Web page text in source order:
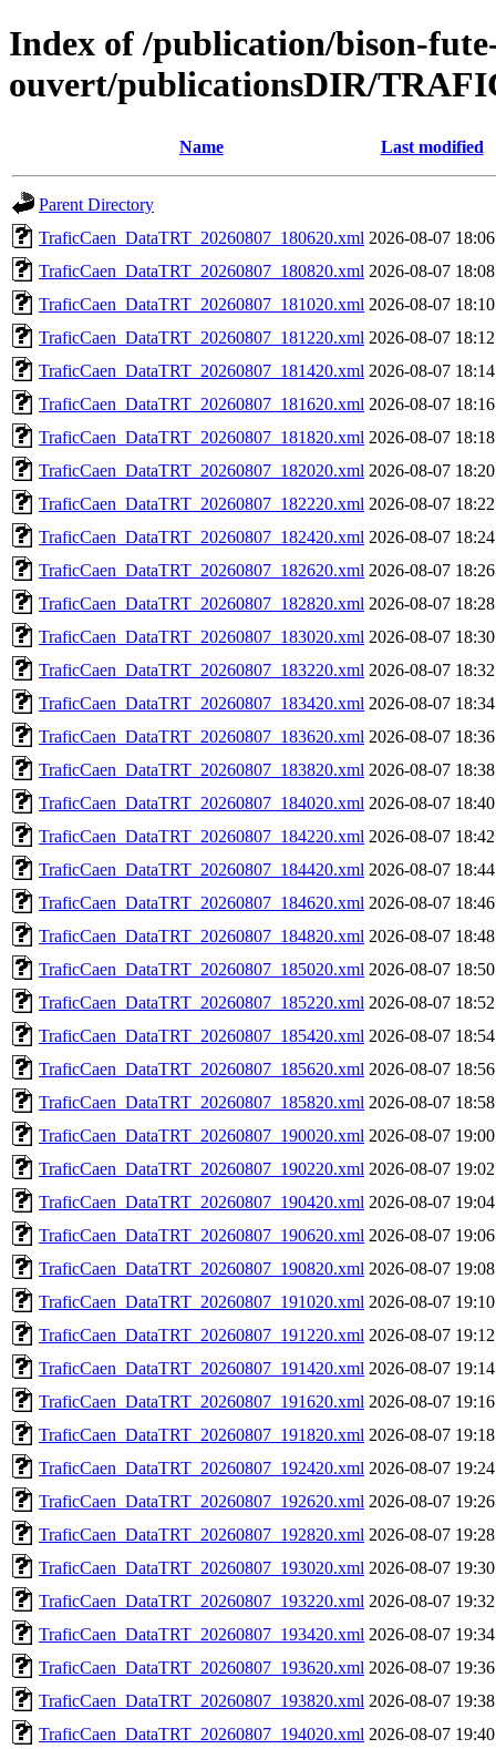
Index of /publication/bison-
ouvert/publicationsDIR/
Name Last modified
Parent Directory
TraficCaen_DataTRT_20260807_180620.xml 2026-08-07 18:06
TraficCaen_DataTRT_20260807_180820.xml 2026-08-07 18:08
TraficCaen_DataTRT_20260807_181020.xml 2026-08-07 18:10
TraficCaen_DataTRT_20260807_181220.xml 2026-08-07 18:12
TraficCaen_DataTRT_20260807_181420.xml 2026-08-07 18:14
TraficCaen_DataTRT_20260807_181620.xml 2026-08-07 18:16
TraficCaen_DataTRT_20260807_181820.xml 2026-08-07 18:18
TraficCaen_DataTRT_20260807_182020.xml 2026-08-07 18:20
TraficCaen_DataTRT_20260807_182220.xml 2026-08-07 18:22
TraficCaen_DataTRT_20260807_182420.xml 2026-08-07 18:24
TraficCaen_DataTRT_20260807_182620.xml 2026-08-07 18:26
TraficCaen_DataTRT_20260807_182820.xml 2026-08-07 18:28
TraficCaen_DataTRT_20260807_183020.xml 2026-08-07 18:30
TraficCaen_DataTRT_20260807_183220.xml 2026-08-07 18:32
TraficCaen_DataTRT_20260807_183420.xml 2026-08-07 18:34
TraficCaen_DataTRT_20260807_183620.xml 2026-08-07 18:36
TraficCaen_DataTRT_20260807_183820.xml 2026-08-07 18:38
TraficCaen_DataTRT_20260807_184020.xml 2026-08-07 18:40
TraficCaen_DataTRT_20260807_184220.xml 2026-08-07 18:42
TraficCaen_DataTRT_20260807_184420.xml 2026-08-07 18:44
TraficCaen_DataTRT_20260807_184620.xml 2026-08-07 18:46
TraficCaen_DataTRT_20260807_184820.xml 2026-08-07 18:48
TraficCaen_DataTRT_20260807_185020.xml 2026-08-07 18:50
TraficCaen_DataTRT_20260807_185220.xml 2026-08-07 18:52
TraficCaen_DataTRT_20260807_185420.xml 2026-08-07 18:54
TraficCaen_DataTRT_20260807_185620.xml 2026-08-07 18:56
TraficCaen_DataTRT_20260807_185820.xml 2026-08-07 18:58
TraficCaen_DataTRT_20260807_190020.xml 2026-08-07 19:00
TraficCaen_DataTRT_20260807_190220.xml 2026-08-07 19:02
TraficCaen_DataTRT_20260807_190420.xml 2026-08-07 19:04
TraficCaen_DataTRT_20260807_190620.xml 2026-08-07 19:06
TraficCaen_DataTRT_20260807_190820.xml 2026-08-07 19:08
TraficCaen_DataTRT_20260807_191020.xml 2026-08-07 19:10
TraficCaen_DataTRT_20260807_191220.xml 2026-08-07 19:12
TraficCaen_DataTRT_20260807_191420.xml 2026-08-07 19:14
TraficCaen_DataTRT_20260807_191620.xml 2026-08-07 19:16
TraficCaen_DataTRT_20260807_191820.xml 2026-08-07 19:18
TraficCaen_DataTRT_20260807_192420.xml 2026-08-07 19:24
TraficCaen_DataTRT_20260807_192620.xml 2026-08-07 19:26
TraficCaen_DataTRT_20260807_192820.xml 2026-08-07 19:28
TraficCaen_DataTRT_20260807_193020.xml 2026-08-07 19:30
TraficCaen_DataTRT_20260807_193220.xml 2026-08-07 19:32
TraficCaen_DataTRT_20260807_193420.xml 2026-08-07 19:34
TraficCaen_DataTRT_20260807_193620.xml 2026-08-07 19:36
TraficCaen_DataTRT_20260807_193820.xml 2026-08-07 19:38
TraficCaen_DataTRT_20260807_194020.xml 2026-08-07 19:40